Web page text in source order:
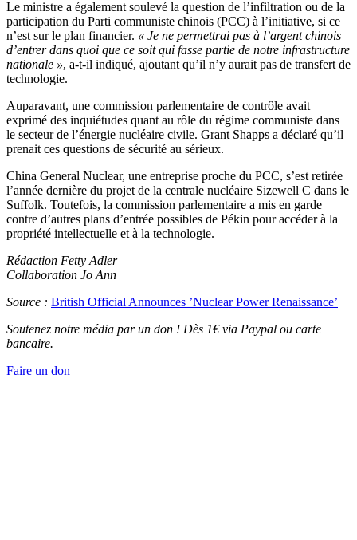
Le ministre a également soulevé la question de l’infiltration ou de la
participation du Parti communiste chinois (PCC) à l’initiative, si ce
n’est sur le plan financier. « Je ne permettrai pas à l’argent chinois
d’entrer dans quoi que ce soit qui fasse partie de notre infrastructure
nationale », a-t-il indiqué, ajoutant qu’il n’y aurait pas de transfert de
technologie.
Auparavant, une commission parlementaire de contrôle avait
exprimé des inquiétudes quant au rôle du régime communiste dans
le secteur de l’énergie nucléaire civile. Grant Shapps a déclaré qu’il
prenait ces questions de sécurité au sérieux.
China General Nuclear, une entreprise proche du PCC, s’est retirée
l’année dernière du projet de la centrale nucléaire Sizewell C dans le
Suffolk. Toutefois, la commission parlementaire a mis en garde
contre d’autres plans d’entrée possibles de Pékin pour accéder à la
propriété intellectuelle et à la technologie.
Rédaction Fetty Adler
Collaboration Jo Ann
Source : British Official Announces ’Nuclear Power Renaissance’
Soutenez notre média par un don ! Dès 1€ via Paypal ou carte
bancaire.
Faire un don